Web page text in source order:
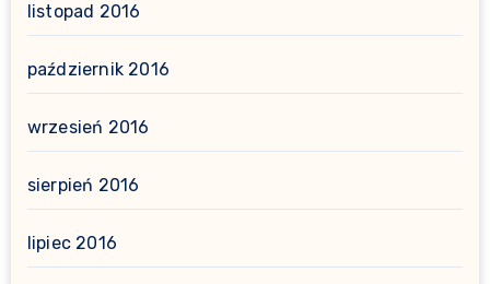
listopad 2016
październik 2016
wrzesień 2016
sierpień 2016
lipiec 2016